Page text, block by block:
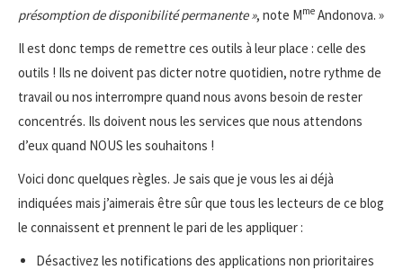
présomption de disponibilité permanente », note Mme Andonova. »
Il est donc temps de remettre ces outils à leur place : celle des
outils ! Ils ne doivent pas dicter notre quotidien, notre rythme de
travail ou nos interrompre quand nous avons besoin de rester
concentrés. Ils doivent nous les services que nous attendons
d’eux quand NOUS les souhaitons !
Voici donc quelques règles. Je sais que je vous les ai déjà
indiquées mais j’aimerais être sûr que tous les lecteurs de ce blog
le connaissent et prennent le pari de les appliquer :
Désactivez les notifications des applications non prioritaires